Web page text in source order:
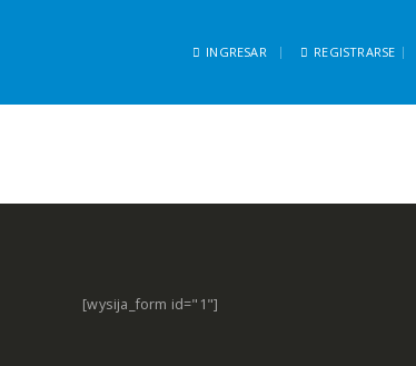
INGRESAR REGISTRARSE
[wysija_form id="1"]